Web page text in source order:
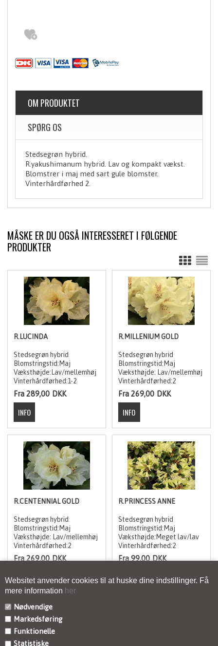
Websitet anvender cookies til at huske dine indstillinger. Få
mere information her
Nødvendige
Markedsføring
Funktionelle
Statistiske
OM PRODUKTET
SPØRG OS
Stedsegrøn hybrid.
R.yakushimanum hybrid. Lav og kompakt vækst.
Blomstrer i maj med sart gule blomster.
Vinterhårdførhed 2.
MÅSKE ER DU OGSÅ INTERESSERET I FØLGENDE
PRODUKTER
R.LUCINDA
Stedsegrøn hybrid
Blomstringstid:Maj
Væksthøjde:Lav/mellemhøj
Vinterhårdførhed:1-2
Fra 289,00 DKK
R.MILLENIUM GOLD
Stedsegrøn hybrid
Blomstringstid:Maj
Væksthøjde: Lav/mellemhøj
Vinterhårdførhed:2
Fra 269,00 DKK
R.CENTENNIAL GOLD
Stedsegrøn hybrid
Blomstringstid:Maj
Væksthøjde: Lav/mellemhøj
Vinterhårdførhed:2
Fra 269,00 DKK
R.PRINCESS ANNE
Stedsegrøn hybrid
Blomstringstid:Maj
Væksthøjde:Meget lav/lav
Vinterhårdførhed:2
Fra 99,00 DKK
KONTAKT